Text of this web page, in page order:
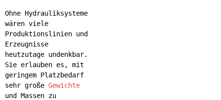
Ohne Hydrauliksysteme
wären viele
Produktionslinien und
Erzeugnisse
heutzutage undenkbar.
Sie erlauben es, mit
geringem Platzbedarf
sehr große Gewichte
und Massen zu